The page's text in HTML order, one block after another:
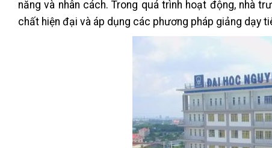
năng và nhân cách. Trong quá trình hoạt động, nhà
chất hiện đại và áp dụng các phương pháp giảng dạy